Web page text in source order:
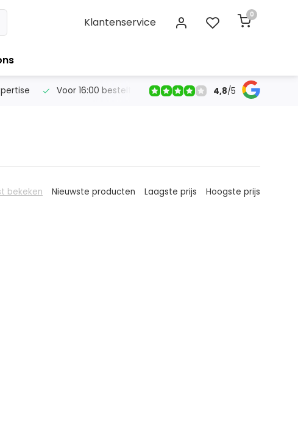
Klantenservice
0
Voor 16:00 bestelt, morgen in huis! Gratis
4,8/5
bekeken Nieuwste producten Laagste prijs Hoogste prijs